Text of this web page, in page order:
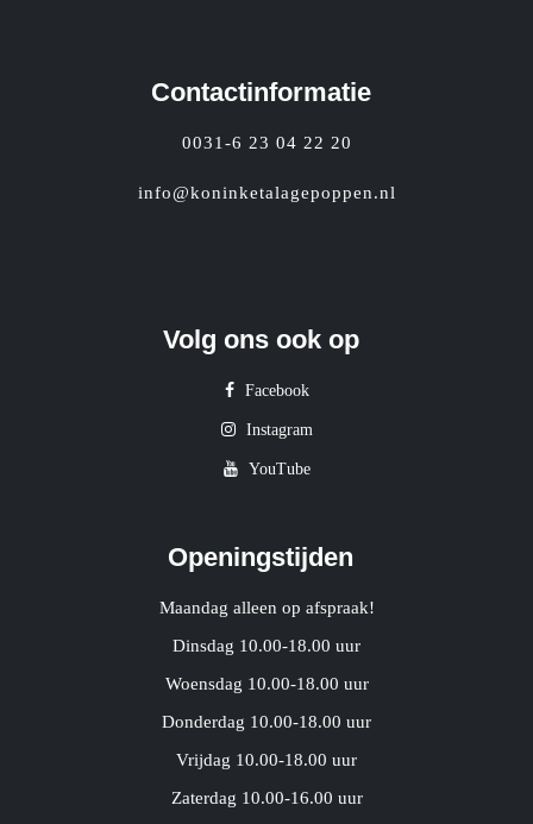
Contactinformatie
0031-6 23 04 22 20
info@koninketalagepoppen.nl
Volg ons ook op
Facebook
Instagram
YouTube
Openingstijden
Maandag alleen op afspraak!
Dinsdag 10.00-18.00 uur
Woensdag 10.00-18.00 uur
Donderdag 10.00-18.00 uur
Vrijdag 10.00-18.00 uur
Zaterdag 10.00-16.00 uur